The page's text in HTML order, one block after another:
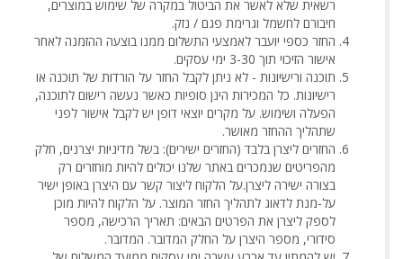
רשאית שלא לאשר את הביטול במקרה של שימוש במוצרים,
חיבורם לחשמל וגרימת פגם / נזק.
החזר כספי יועבר לאמצעי התשלום ממנו בוצעה ההזמנה לאחר
אישור הזיכוי תוך 3-30 ימי עסקים.
תוכנה ורישיונות - לא ניתן לקבל החזר על הורדות של תוכנה או
רישיונות. כל המכירות הינן סופיות כאשר נעשה רישום לתוכנה,
הפעלה ושימוש. על מקרים יוצאי דופן יש לקבל אישור לפני
שתהליך ההחזר מאושר.
החזרים ליצרן בלבד (החזרים ישירים): בשל מדיניות יצרנים, חלק
מהפריטים שנמכרים באתר שלנו יכולים להיות מוחזרים רק
בצורה ישירה ליצרן.על הלקוח ליצור קשר עם היצרן באופן ישיר
על-מנת לדאוג לתהליך החזר המוצר. על הלקוח להיות מוכן
לספק ליצרן את הפרטים הבאים: תאריך הרכישה, מספר
סידורי, מספר היצרן על החלק המדובר. המדובר.